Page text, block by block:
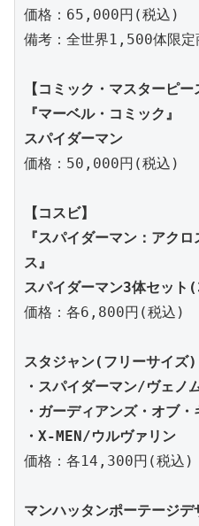
価格：65,000円(税込)
備考：全世界1,500体限定
【コミック・マスターピー
『マーベル・コミック』
スパイダーマン
価格：50,000円(税込)
【コスビ】
『スパイダーマン：アク
ス』
スパイダーマン3体セット
価格：各6,800円(税込)
スタジャン(フリーサイズ)
・スパイダーマン/ヴェノ
・ガーディアンズ・オブ
・X-MEN/ウルヴァリン
価格：各14,300円(税込)
マンハッタンポーテージデ